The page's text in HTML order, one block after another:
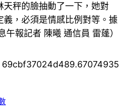
秤的臉抽動了一下，她對
義，必須是情感比例對等。據
午報記者 陳曦 通信員 雷蓬）